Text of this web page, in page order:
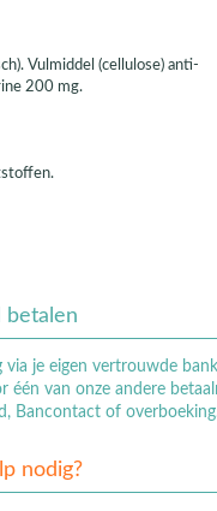
Vulmiddel (cellulose) anti-
200 mg.
betalen
via je eigen vertrouwde
één van onze andere
Bancontact of
nodig?